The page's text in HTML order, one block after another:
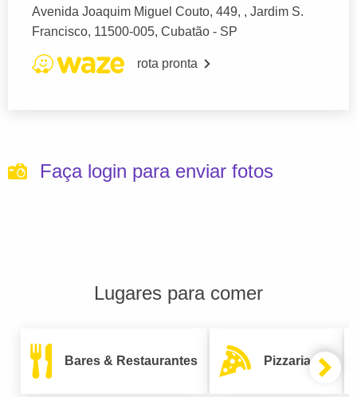
Avenida Joaquim Miguel Couto, 449, , Jardim S.
Francisco, 11500-005, Cubatão - SP
rota pronta
Faça login para enviar fotos
Lugares para comer
Bares & Restaurantes Pizzarias